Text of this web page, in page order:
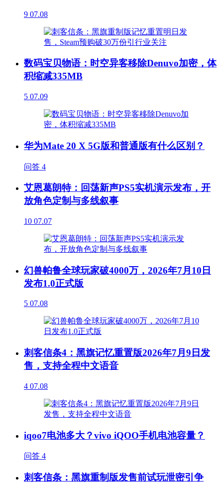
9 07.08
数码宝贝物语：时空异客移除Denuvo加密，体
积缩减335MB
5 07.09
华为Mate 20 X 5G版和普通版有什么区别？
问答 4
艾恩葛朗特：回荡新声PS5实机演示发布，开
放角色定制与多线叙事
10 07.07
幻兽帕鲁全球玩家破4000万，2026年7月10日
发布1.0正式版
5 07.08
刺客信条4：黑旗记忆重置版2026年7月9日发
售，支持全程中文语音
4 07.08
iqoo7电池多大？vivo iQOO手机电池容量？
问答 4
刺客信条：黑旗重制版发售前试玩泄密引争